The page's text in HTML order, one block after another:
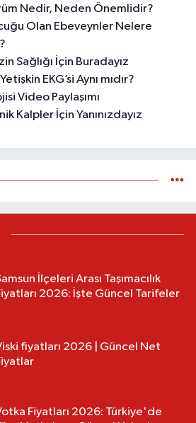
Nedir, Neden Önemlidir?
Olan Ebeveynler Nelere
Sağlığı İçin Buradayız
EKG’si Aynı mıdır?
Video Paylaşımı
Kalpler İçin Yanınızdayız
İlçeleri Arası Taşımacılık
2026: İşte Güncel Tarifeler
fiyatları 2026 | Güncel Net
Fiyatları 2026: Türkiye'de